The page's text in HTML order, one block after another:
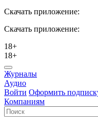
Скачать приложение:
Скачать приложение:
18+
18+
Журналы
Аудио
Войти Оформить
Компаниям